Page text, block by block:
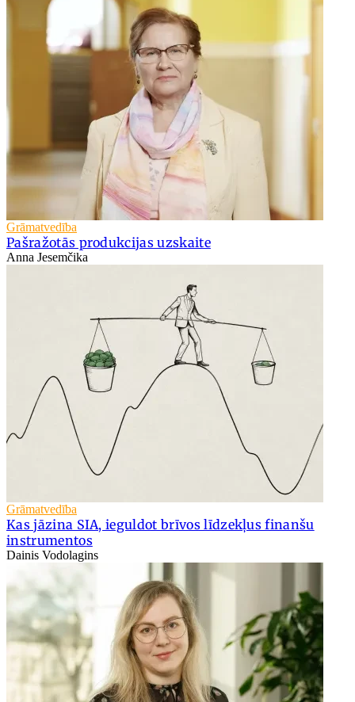
Grāmatvedība
Pašražotās produkcijas uzskaite
Anna Jesemčika
Grāmatvedība
Kas jāzina SIA, ieguldot brīvos līdzekļus finanšu
instrumentos
Dainis Vodolagins